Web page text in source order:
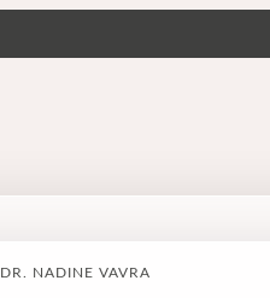
DR. NADINE VAVRA